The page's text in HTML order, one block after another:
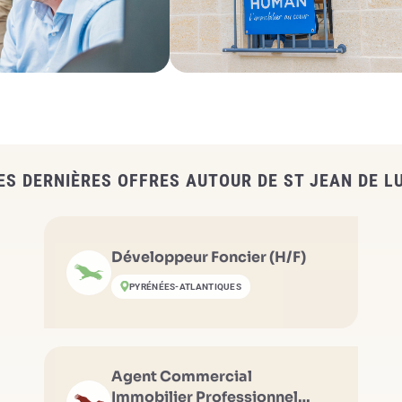
DERNIÈRES OFFRES AUTOUR DE ST JEAN DE
Développeur Foncier (H/F)
PYRÉNÉES-ATLANTIQUES
Agent Commercial
Immobilier Professionnel